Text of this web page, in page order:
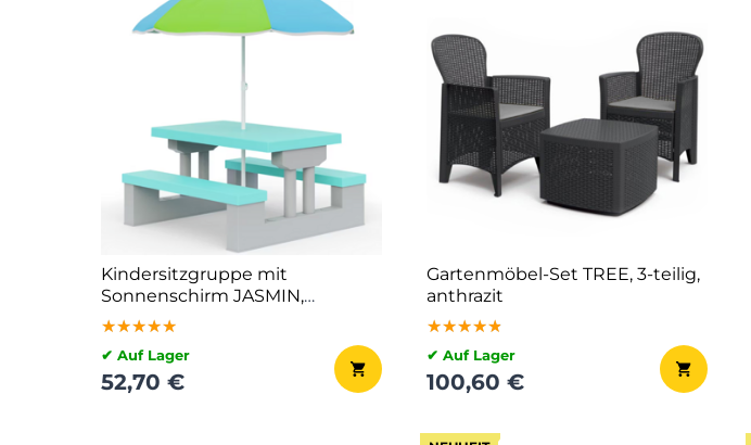
Kindersitzgruppe mit
Sonnenschirm JASMIN,
67x78,5x42,5cm, grau/mint
★★★★★
★★★★★
★★★★★
✔ Auf Lager
52,70 €
Gartenmöbel-Set TREE, 3-teilig,
anthrazit
★★★★★
★★★★★
★★★★★
✔ Auf Lager
100,60 €